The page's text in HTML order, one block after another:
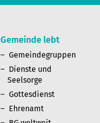
Gemeinde lebt
Gemeindegruppen
Dienste und
Seelsorge
Gottesdienst
Ehrenamt